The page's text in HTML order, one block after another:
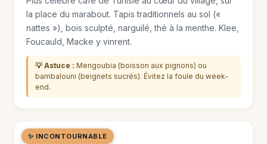
la place du marabout. Tapis traditionnels au sol («
nattes »), bois sculpté, narguilé, thé à la menthe. Klee,
Foucauld, Macke y vinrent.
💡 Astuce : Mengoubia (boisson aux pignons) ou
bambalouni (beignets sucrés). Évitez la foule du week-
end.
✨ INCONTOURNABLE
🖼️ MUSÉE